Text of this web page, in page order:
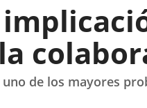
de los mayores